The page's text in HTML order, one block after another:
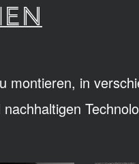
montieren, in